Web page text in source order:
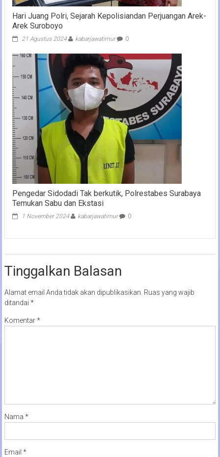
Hari Juang Polri, Sejarah Kepolisiandan Perjuangan Arek-
Arek Suroboyo
21 Agustus 2024 kabarjawatimur 0
Pengedar Sidodadi Tak berkutik, Polrestabes Surabaya
Temukan Sabu dan Ekstasi
1 November 2024 kabarjawatimur 0
Tinggalkan Balasan
Alamat email Anda tidak akan dipublikasikan. Ruas yang wajib
ditandai *
Komentar*
Nama *
Email *